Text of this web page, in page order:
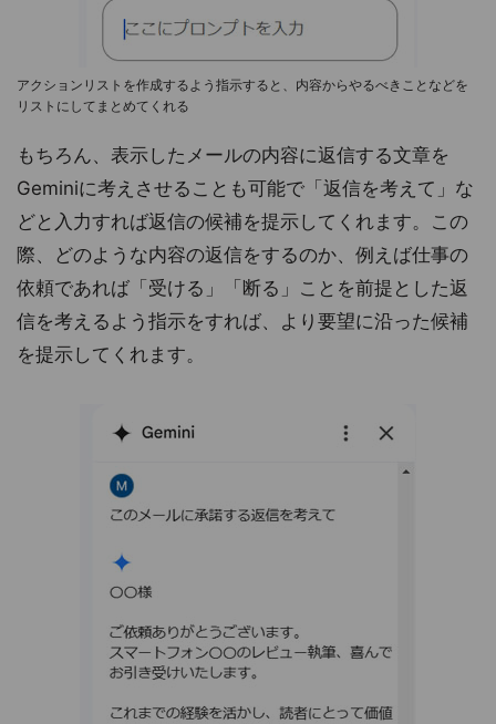
アクションリストを作成するよう指示すると、内容からやるべきことなどを
リストにしてまとめてくれる
もちろん、表示したメールの内容に返信する文章を
Geminiに考えさせることも可能で「返信を考えて」な
どと入力すれば返信の候補を提示してくれます。この
際、どのような内容の返信をするのか、例えば仕事の
依頼であれば「受ける」「断る」ことを前提とした返
信を考えるよう指示をすれば、より要望に沿った候補
を提示してくれます。